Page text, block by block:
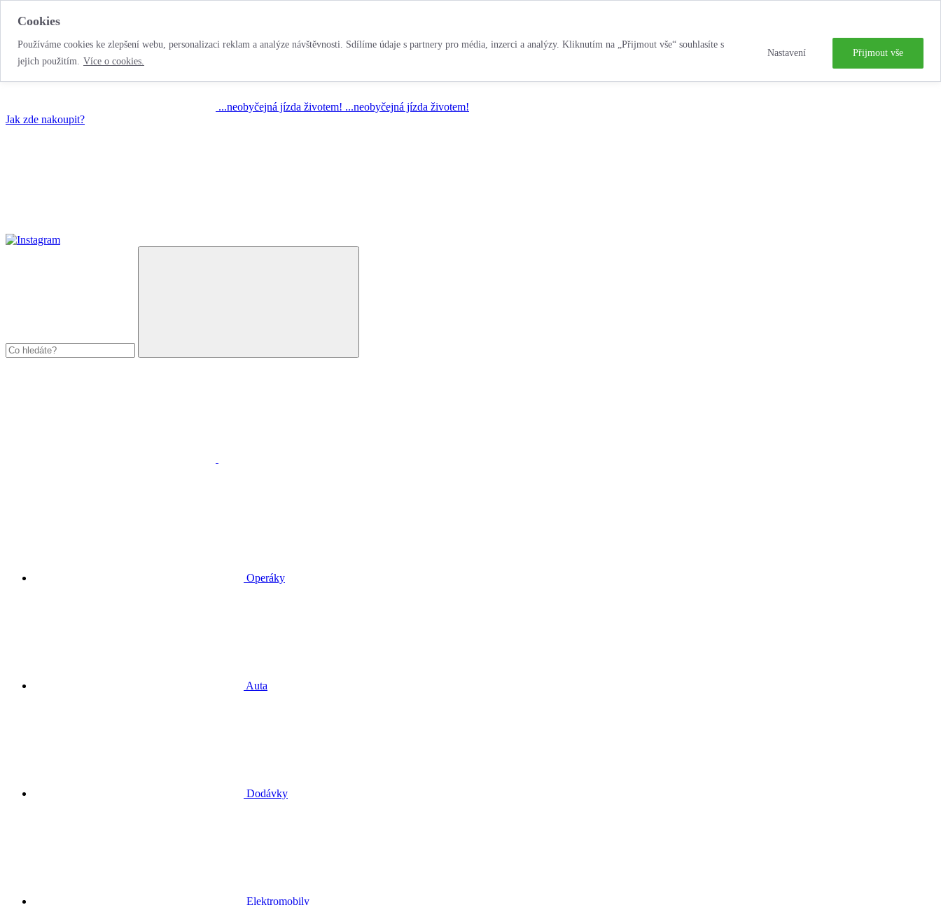
Cookies
Používáme cookies ke zlepšení webu, personalizaci reklam a analýze návštěvnosti. Sdílíme údaje s partnery pro média, inzerci a analýzy. Kliknutím na „Přijmout vše“ souhlasíte s
jejich použitím. Více o cookies.
Nastavení Přijmout vše
...neobyčejná jízda životem! ...neobyčejná jízda životem!
Jak zde nakoupit?
Operáky
Auta
Dodávky
Elektromobily